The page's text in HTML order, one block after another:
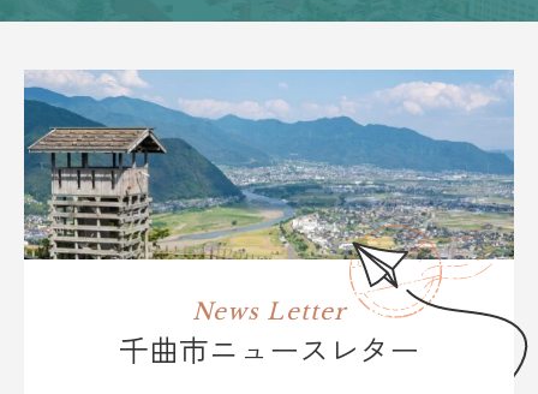
News Letter
千曲市ニュースレター